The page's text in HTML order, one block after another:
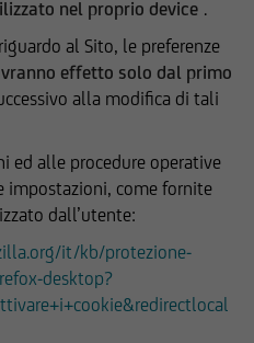
nel proprio device .
al Sito, le preferenze
effetto solo dal primo
alla modifica di tali
ed alle procedure operative
impostazioni, come fornite
dall’utente:
it/kb/protezione-
desktop?
e non sono in alcun
consulenza, né
di investimenti; qualsiasi
di investimento
potrebbe essere non
di effettuare
dovrà, pertanto,
la rilevanza delle
sul Sito ai fini delle
alla luce dei
della propria